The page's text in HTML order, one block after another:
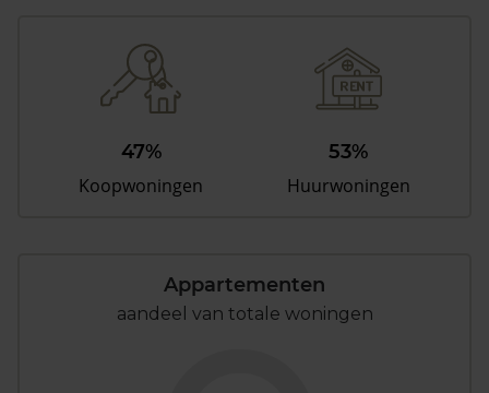
47%
Koopwoningen
53%
Huurwoningen
Appartementen
aandeel van totale woningen